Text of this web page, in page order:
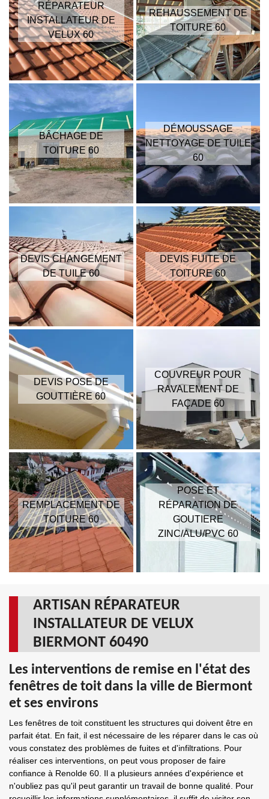
RÉPARATEUR
INSTALLATEUR DE
VELUX 60
REHAUSSEMENT DE
TOITURE 60
BÂCHAGE DE
TOITURE 60
DÉMOUSSAGE
NETTOYAGE DE TUILE
60
DEVIS CHANGEMENT
DE TUILE 60
DEVIS FUITE DE
TOITURE 60
DEVIS POSE DE
GOUTTIÈRE 60
COUVREUR POUR
RAVALEMENT DE
FAÇADE 60
REMPLACEMENT DE
TOITURE 60
POSE ET
RÉPARATION DE
GOUTIERE
ZINC/ALU/PVC 60
ARTISAN RÉPARATEUR
INSTALLATEUR DE VELUX
BIERMONT 60490
Les interventions de remise en l'état des
fenêtres de toit dans la ville de Biermont
et ses environs
Les fenêtres de toit constituent les structures qui doivent être en
parfait état. En fait, il est nécessaire de les réparer dans le cas où
vous constatez des problèmes de fuites et d'infiltrations. Pour
réaliser ces interventions, on peut vous proposer de faire
confiance à Renolde 60. Il a plusieurs années d'expérience et
n'oubliez pas qu'il peut garantir un travail de bonne qualité. Pour